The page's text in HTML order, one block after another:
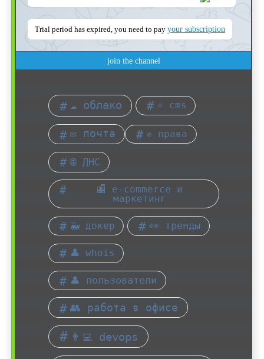
☁︎ облако ⚛ cms
✉️ почта ✊ права
🌐 ДНС
🏬 e-commerce и
маркетинг
🐳 докер 👀 тренды
👤 whois
👤 пользователи
👥 работа в офисе
👨‍💻 devops